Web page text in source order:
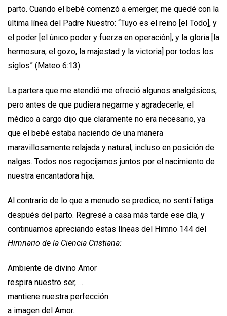
parto. Cuando el bebé comenzó a emerger, me quedé con la
última línea del Padre Nuestro: “Tuyo es el reino [el Todo], y
el poder [el único poder y fuerza en operación], y la gloria [la
hermosura, el gozo, la majestad y la victoria] por todos los
siglos” (Mateo 6:13).
La partera que me atendió me ofreció algunos analgésicos,
pero antes de que pudiera negarme y agradecerle, el
médico a cargo dijo que claramente no era necesario, ya
que el bebé estaba naciendo de una manera
maravillosamente relajada y natural, incluso en posición de
nalgas. Todos nos regocijamos juntos por el nacimiento de
nuestra encantadora hija.
Al contrario de lo que a menudo se predice, no sentí fatiga
después del parto. Regresé a casa más tarde ese día, y
continuamos apreciando estas líneas del Himno 144 del
Himnario de la Ciencia Cristiana:
Ambiente de divino Amor
respira nuestro ser, …
mantiene nuestra perfección
a imagen del Amor.